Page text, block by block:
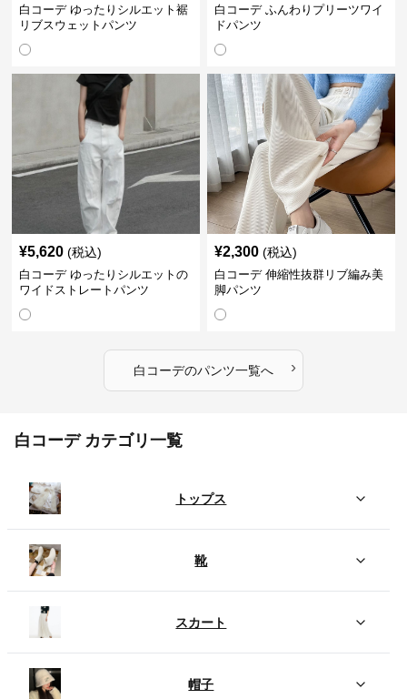
白コーデ ゆったりシルエット裾
リブスウェットパンツ
白コーデ ふんわりプリーツワイ
ドパンツ
¥5,620 (税込)
白コーデ ゆったりシルエットの
ワイドストレートパンツ
¥2,300 (税込)
白コーデ 伸縮性抜群リブ編み美
脚パンツ
白コーデのパンツ一覧へ ›
白コーデ カテゴリ一覧
トップス
靴
スカート
帽子